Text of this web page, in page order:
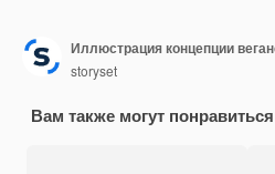
Иллюстрация концепции
storyset
Вам также могут